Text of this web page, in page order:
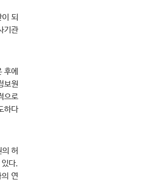
되
기관
에
보원
으로
하다
허
다.
연